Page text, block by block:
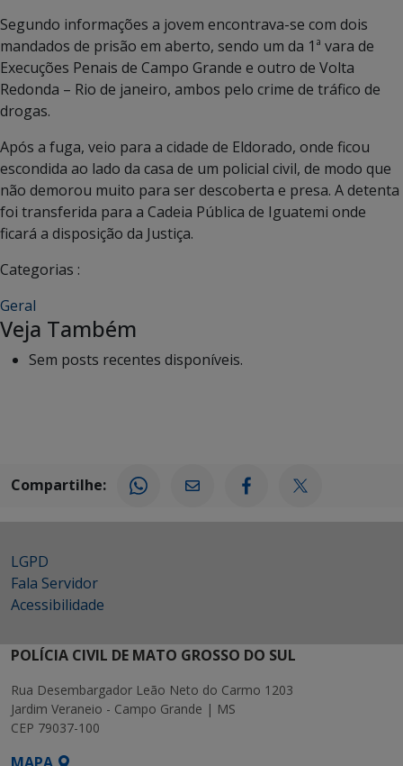
Segundo informações a jovem encontrava-se com dois
mandados de prisão em aberto, sendo um da 1ª vara de
Execuções Penais de Campo Grande e outro de Volta
Redonda – Rio de janeiro, ambos pelo crime de tráfico de
drogas.
Após a fuga, veio para a cidade de Eldorado, onde ficou
escondida ao lado da casa de um policial civil, de modo que
não demorou muito para ser descoberta e presa. A detenta
foi transferida para a Cadeia Pública de Iguatemi onde
ficará a disposição da Justiça.
Categorias :
Geral
Veja Também
Sem posts recentes disponíveis.
Compartilhe:
LGPD
Fala Servidor
Acessibilidade
POLÍCIA CIVIL DE MATO GROSSO DO SUL
Rua Desembargador Leão Neto do Carmo 1203
Jardim Veraneio - Campo Grande | MS
CEP 79037-100